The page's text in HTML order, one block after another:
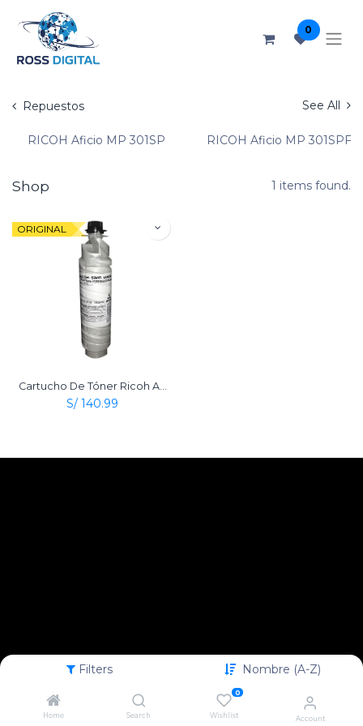
Filters Nombre (A-Z)
Home Search
0
Wishlist Account
0
Repuestos See All
RICOH Aficio MP 301SP RICOH Aficio MP 301SPF
Shop 1 items found.
ORIGINAL
S/ 140.99